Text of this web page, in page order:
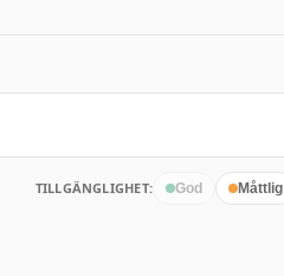
TILLGÄNGLIGHET: God Måttlig